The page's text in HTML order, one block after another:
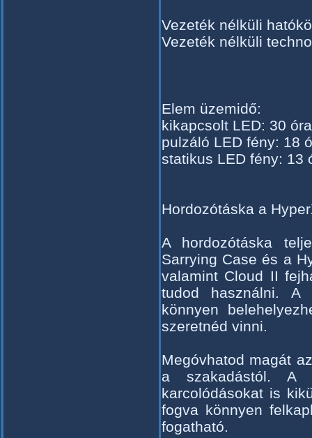
Vezeték nélküli
Vezeték nélküli
Elem üzemidő:
kikapcsolt LED: 30 óra
pulzáló LED fény: 18
statikus LED fény: 13
Hordozótáska a
A hordozótáska
Sarrying Case és a
valamint Cloud II
tudod használni. A
könnyen
szeretnéd vinni.
Megóvhatod magát
a szakadástól.
karcolódásokat is
fogva könnyen
fogatható.